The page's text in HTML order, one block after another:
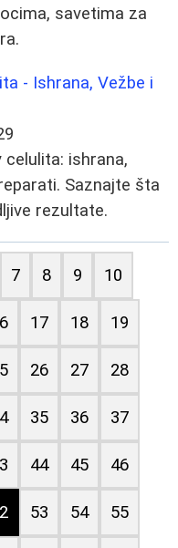
savetima za
- Ishrana, Vežbe i
ishrana,
Saznajte šta
rezultate.
7 8 9 10
17 18 19
26 27 28
35 36 37
44 45 46
53 54 55